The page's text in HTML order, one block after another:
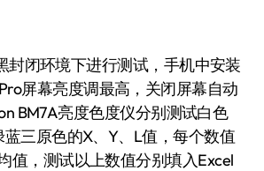
封闭环境下进行测试，手机中安装
屏幕亮度调最高，关闭屏幕自动
BM7A亮度色度仪分别测试白色
蓝三原色的X、Y、L值，每个数值
值，测试以上数值分别填入Excel